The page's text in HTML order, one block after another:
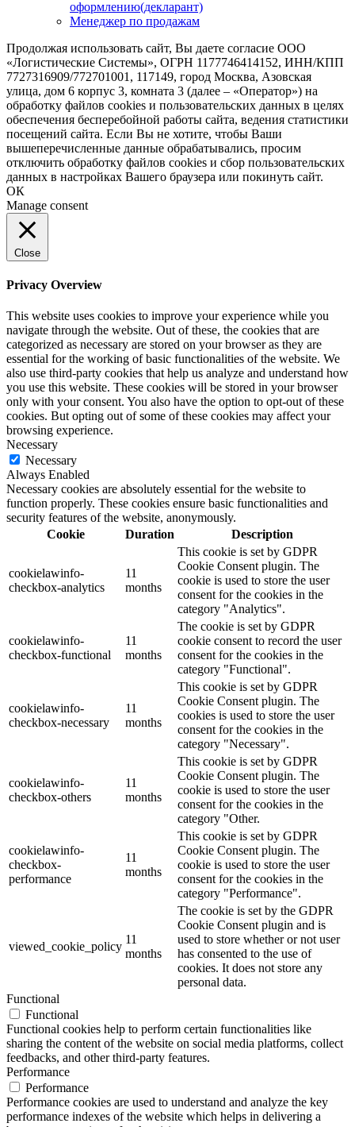
оформлению(декларант)
Менеджер по продажам
Продолжая использовать сайт, Вы даете согласие ООО
«Логистические Системы», ОГРН 1177746414152, ИНН/КПП
7727316909/772701001, 117149, город Москва, Азовская
улица, дом 6 корпус 3, комната 3 (далее – «Оператор») на
обработку файлов cookies и пользовательских данных в целях
обеспечения бесперебойной работы сайта, ведения статистики
посещений сайта. Если Вы не хотите, чтобы Ваши
вышеперечисленные данные обрабатывались, просим
отключить обработку файлов cookies и сбор пользовательских
данных в настройках Вашего браузера или покинуть сайт.
ОК
Manage consent
Close
Privacy Overview
This website uses cookies to improve your experience while you
navigate through the website. Out of these, the cookies that are
categorized as necessary are stored on your browser as they are
essential for the working of basic functionalities of the website. We
also use third-party cookies that help us analyze and understand how
you use this website. These cookies will be stored in your browser
only with your consent. You also have the option to opt-out of these
cookies. But opting out of some of these cookies may affect your
browsing experience.
Necessary
Necessary
Always Enabled
Necessary cookies are absolutely essential for the website to
function properly. These cookies ensure basic functionalities and
security features of the website, anonymously.
Cookie
Duration Description
cookielawinfo-
checkbox-analytics
11
months
This cookie is set by GDPR
Cookie Consent plugin. The
cookie is used to store the user
consent for the cookies in the
category "Analytics".
cookielawinfo-
checkbox-functional
11
months
The cookie is set by GDPR
cookie consent to record the user
consent for the cookies in the
category "Functional".
cookielawinfo-
checkbox-necessary
11
months
This cookie is set by GDPR
Cookie Consent plugin. The
cookies is used to store the user
consent for the cookies in the
category "Necessary".
cookielawinfo-
checkbox-others
11
months
This cookie is set by GDPR
Cookie Consent plugin. The
cookie is used to store the user
consent for the cookies in the
category "Other.
cookielawinfo-
checkbox-
performance
11
months
This cookie is set by GDPR
Cookie Consent plugin. The
cookie is used to store the user
consent for the cookies in the
category "Performance".
viewed_cookie_policy
11
months
The cookie is set by the GDPR
Cookie Consent plugin and is
used to store whether or not user
has consented to the use of
cookies. It does not store any
personal data.
Functional
Functional
Functional cookies help to perform certain functionalities like
sharing the content of the website on social media platforms, collect
feedbacks, and other third-party features.
Performance
Performance
Performance cookies are used to understand and analyze the key
performance indexes of the website which helps in delivering a